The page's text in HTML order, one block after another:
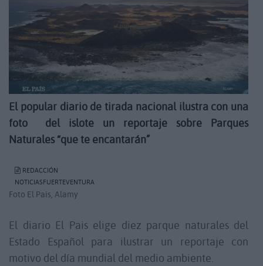
El popular diario de tirada nacional ilustra con una
foto del islote un reportaje sobre Parques
Naturales “que te encantarán”
REDACCIÓN
NOTICIASFUERTEVENTURA
Foto El Pais, Alamy
El diario El Pais elige diez parque naturales del
Estado Español para ilustrar un reportaje con
motivo del día mundial del medio ambiente.